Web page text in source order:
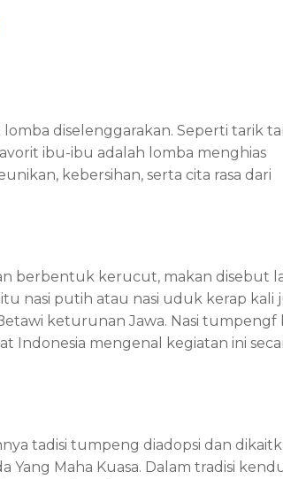
diselenggarakan. Seperti tarik
ibu-ibu adalah lomba menghias
kebersihan, serta cita rasa dari
berbentuk kerucut, makan disebut
nasi putih atau nasi uduk kerap kali
keturunan Jawa. Nasi tumpengf
Indonesia mengenal kegiatan ini
tadisi tumpeng diadopsi dan
Maha Kuasa. Dalam tradisi